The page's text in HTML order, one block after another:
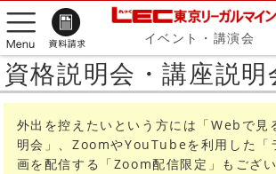
イベント・講演会
資格説明会・講座説明
外出を控えたいという方には「Webで見
明会」、ZoomやYouTubeを利用した「
画を配信する「Zoom配信限定」もござい